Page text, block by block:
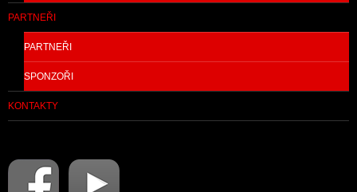
PARTNEŘI
PARTNEŘI
SPONZOŘI
KONTAKTY